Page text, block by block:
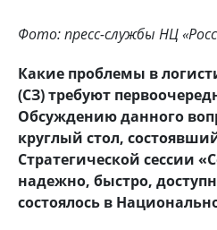
Фото: пресс-службы НЦ
Какие проблемы в
(СЗ) требуют
Обсуждению данного
круглый стол,
Стратегической сессии
надежно, быстро,
состоялось в